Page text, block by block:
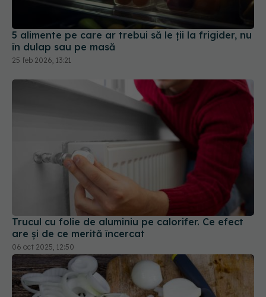
25 feb 2026, 13:21
Trucul cu folie de aluminiu pe calorifer. Ce efect
are și de ce merită încercat